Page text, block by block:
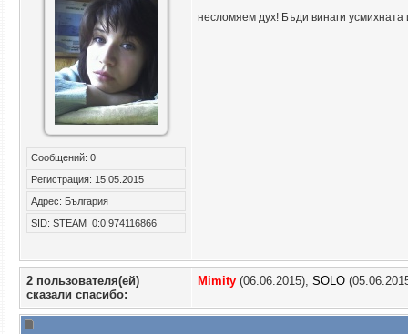
Сообщений: 0
Регистрация: 15.05.2015
Адрес: България
SID: STEAM_0:0:974116866
несломяем дух! Бъди винаги
2 пользователя(ей)
сказали cпасибо:
Mimity (06.06.2015), SOLO